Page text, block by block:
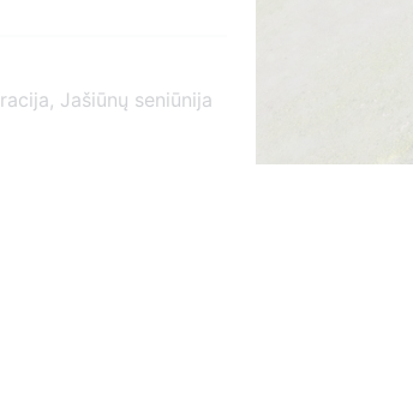
Jašiūnų seniūnija